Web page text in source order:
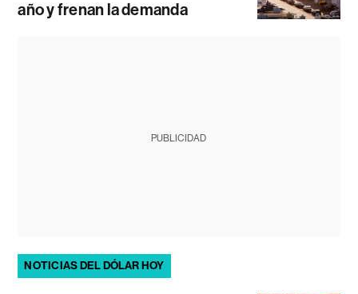
año y frenan la demanda
PUBLICIDAD
NOTICIAS DEL DÓLAR HOY